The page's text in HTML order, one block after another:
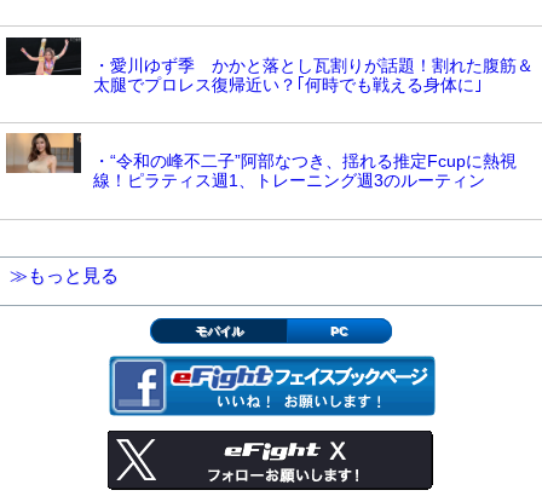
・愛川ゆず季 かかと落とし瓦割りが話題！割れた腹筋＆
太腿でプロレス復帰近い？｢何時でも戦える身体に｣
・“令和の峰不二子”阿部なつき、揺れる推定Fcupに熱視
線！ピラティス週1、トレーニング週3のルーティン
≫もっと見る
モバイル PC